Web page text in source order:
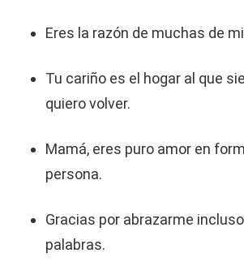
Eres la razón de muchas de
Tu cariño es el hogar al que
quiero volver.
Mamá, eres puro amor en
persona.
Gracias por abrazarme
palabras.